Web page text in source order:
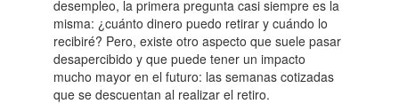
desempleo, la primera pregunta casi siempre es la
misma: ¿cuánto dinero puedo retirar y cuándo lo
recibiré? Pero, existe otro aspecto que suele pasar
desapercibido y que puede tener un impacto
mucho mayor en el futuro: las semanas cotizadas
que se descuentan al realizar el retiro.